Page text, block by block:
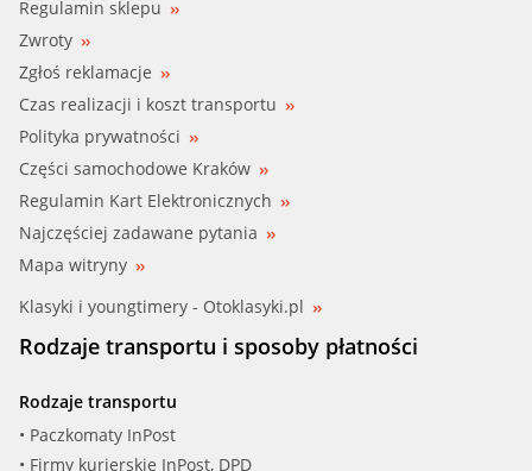
Regulamin sklepu
Zwroty
Zgłoś reklamacje
Czas realizacji i koszt transportu
Polityka prywatności
Części samochodowe Kraków
Regulamin Kart Elektronicznych
Najczęściej zadawane pytania
Mapa witryny
Klasyki i youngtimery - Otoklasyki.pl
Rodzaje transportu i sposoby płatności
Rodzaje transportu
• Paczkomaty InPost
• Firmy kurierskie InPost, DPD